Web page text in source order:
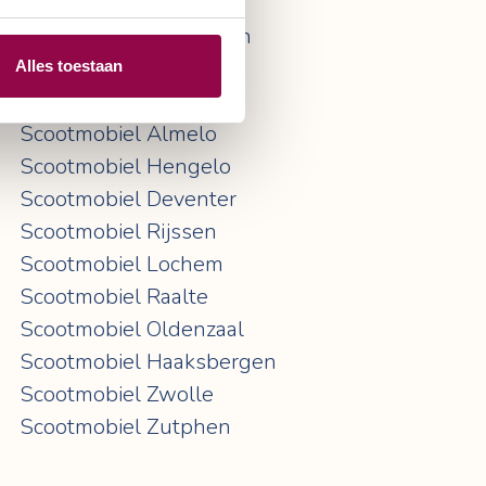
Alles toestaan
Scootmobiel Den Bosch
Scootmobiel Den Haag
Scootmobiel Almelo
Scootmobiel Hengelo
Scootmobiel Deventer
Scootmobiel Rijssen
Scootmobiel Lochem
Scootmobiel Raalte
Scootmobiel Oldenzaal
Scootmobiel Haaksbergen
Scootmobiel Zwolle
Scootmobiel Zutphen